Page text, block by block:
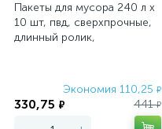
Пакеты для мусора 240 л x
10 шт, пвд, сверхпрочные,
длинный ролик,
Экономия 110,25 ₽
330,75 ₽ 441₽